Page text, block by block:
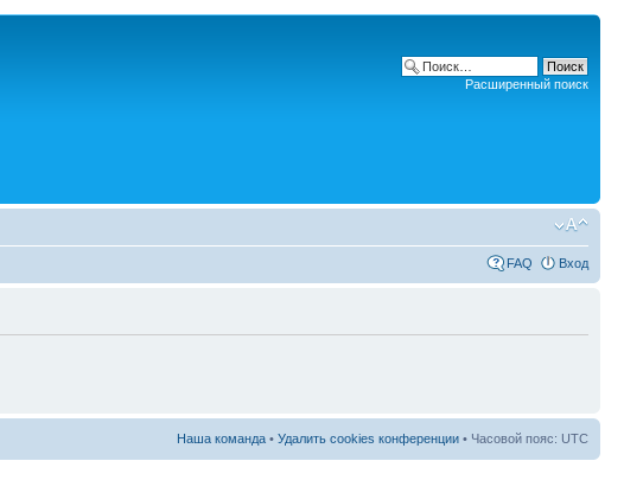
Расширенный поиск
FAQ Вход
Наша команда • Удалить cookies конференции • Часовой пояс: UTC